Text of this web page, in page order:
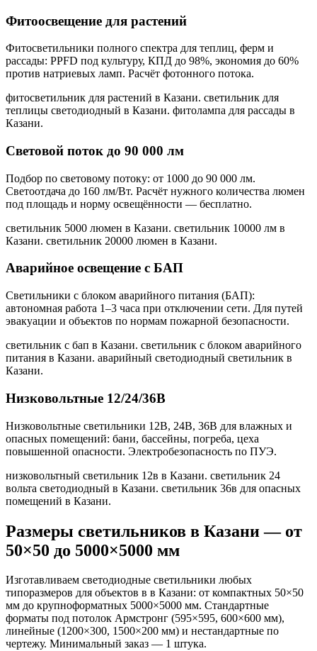
Фитоосвещение для растений
Фитосветильники полного спектра для теплиц, ферм и
рассады: PPFD под культуру, КПД до 98%, экономия до 60%
против натриевых ламп. Расчёт фотонного потока.
фитосветильник для растений в Казани. светильник для
теплицы светодиодный в Казани. фитолампа для рассады в
Казани.
Световой поток до 90 000 лм
Подбор по световому потоку: от 1000 до 90 000 лм.
Светоотдача до 160 лм/Вт. Расчёт нужного количества люмен
под площадь и норму освещённости — бесплатно.
светильник 5000 люмен в Казани. светильник 10000 лм в
Казани. светильник 20000 люмен в Казани.
Аварийное освещение с БАП
Светильники с блоком аварийного питания (БАП):
автономная работа 1–3 часа при отключении сети. Для путей
эвакуации и объектов по нормам пожарной безопасности.
светильник с бап в Казани. светильник с блоком аварийного
питания в Казани. аварийный светодиодный светильник в
Казани.
Низковольтные 12/24/36В
Низковольтные светильники 12В, 24В, 36В для влажных и
опасных помещений: бани, бассейны, погреба, цеха
повышенной опасности. Электробезопасность по ПУЭ.
низковольтный светильник 12в в Казани. светильник 24
вольта светодиодный в Казани. светильник 36в для опасных
помещений в Казани.
Размеры светильников в Казани— от
50×50 до 5000×5000 мм
Изготавливаем светодиодные светильники любых
типоразмеров для объектов в в Казани: от компактных 50×50
мм до крупноформатных 5000×5000 мм. Стандартные
форматы под потолок Армстронг (595×595, 600×600 мм),
линейные (1200×300, 1500×200 мм) и нестандартные по
чертежу. Минимальный заказ — 1 штука.